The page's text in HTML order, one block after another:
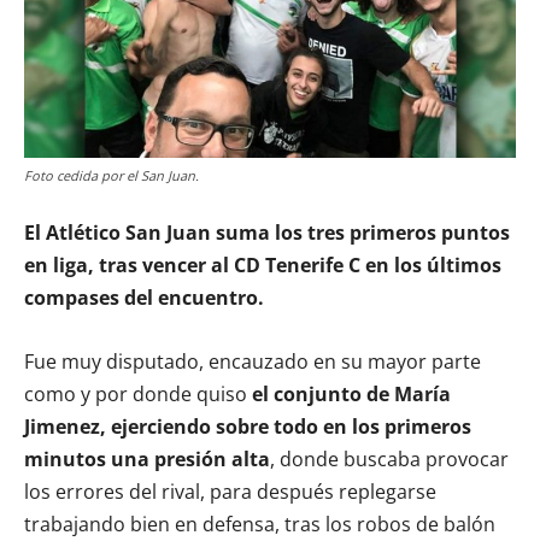
Foto cedida por el San Juan.
El Atlético San Juan suma los tres primeros puntos
en liga, tras vencer al CD Tenerife C en los últimos
compases del encuentro.
Fue muy disputado, encauzado en su mayor parte
como y por donde quiso el conjunto de María
Jimenez, ejerciendo sobre todo en los primeros
minutos una presión alta, donde buscaba provocar
los errores del rival, para después replegarse
trabajando bien en defensa, tras los robos de balón